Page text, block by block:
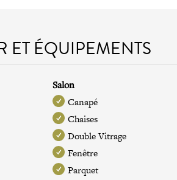
ET ÉQUIPEMENTS
Salon
Canapé
Chaises
Double Vitrage
Fenêtre
Parquet